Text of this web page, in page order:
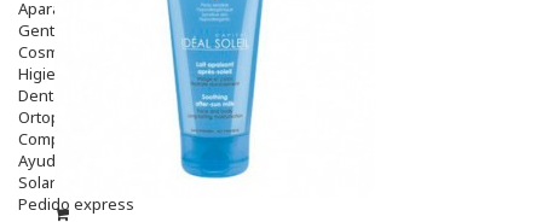
Aparato Genital
Gente Mayor
Cosmética
Higiene
Dentales
Ortopedia
Complementos Nutricionales.
Ayudas
Solares
Pedido express